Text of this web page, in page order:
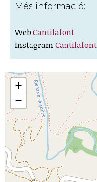
Més informació:
Web Cantilafont
InstagramCantilafont
+
−